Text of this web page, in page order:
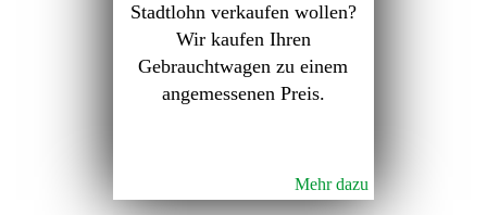
Stadtlohn verkaufen wollen?
Wir kaufen Ihren
Gebrauchtwagen zu einem
angemessenen Preis.
Mehr dazu